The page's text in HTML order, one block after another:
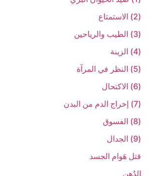
(2) الاستمتاع‏
(3) الطيب والرياحين‏
(4) الزينة
(5) النظر في المرآة
(6) الاكتحال‏
(7) إخراج الدم من البدن‏
(8) الفسوق‏
(9) الجدال‏
قتل هَوام الجسد
الدُهن‏